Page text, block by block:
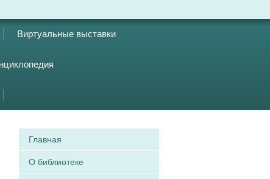
Виртуальные выставки
Главная
О библиотеке